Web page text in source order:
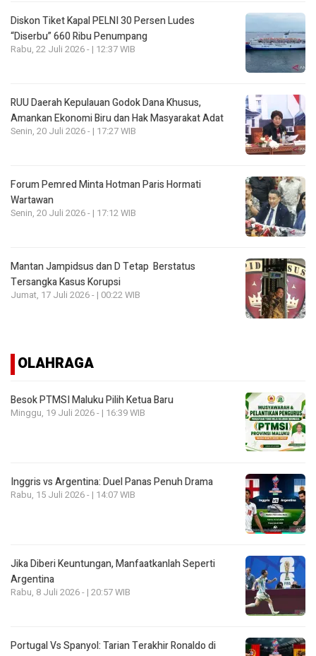
Diskon Tiket Kapal PELNI 30 Persen Ludes
“Diserbu” 660 Ribu Penumpang
Rabu, 22 Juli 2026 - | 12:37 WIB
RUU Daerah Kepulauan Godok Dana Khusus,
Amankan Ekonomi Biru dan Hak Masyarakat Adat
Senin, 20 Juli 2026 - | 17:27 WIB
Forum Pemred Minta Hotman Paris Hormati
Wartawan
Senin, 20 Juli 2026 - | 17:12 WIB
Mantan Jampidsus dan D Tetap Berstatus
Tersangka Kasus Korupsi
Jumat, 17 Juli 2026 - | 00:22 WIB
OLAHRAGA
Besok PTMSI Maluku Pilih Ketua Baru
Minggu, 19 Juli 2026 - | 16:39 WIB
Inggris vs Argentina: Duel Panas Penuh Drama
Rabu, 15 Juli 2026 - | 14:07 WIB
Jika Diberi Keuntungan, Manfaatkanlah Seperti
Argentina
Rabu, 8 Juli 2026 - | 20:57 WIB
Portugal Vs Spanyol: Tarian Terakhir Ronaldo di